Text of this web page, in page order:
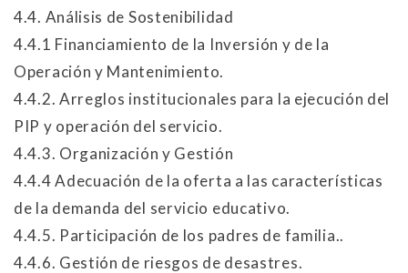
4.4. Análisis de Sostenibilidad
4.4.1 Financiamiento de la Inversión y de la
Operación y Mantenimiento.
4.4.2. Arreglos institucionales para la ejecución del
PIP y operación del servicio.
4.4.3. Organización y Gestión
4.4.4 Adecuación de la oferta a las características
de la demanda del servicio educativo.
4.4.5. Participación de los padres de familia..
4.4.6. Gestión de riesgos de desastres.